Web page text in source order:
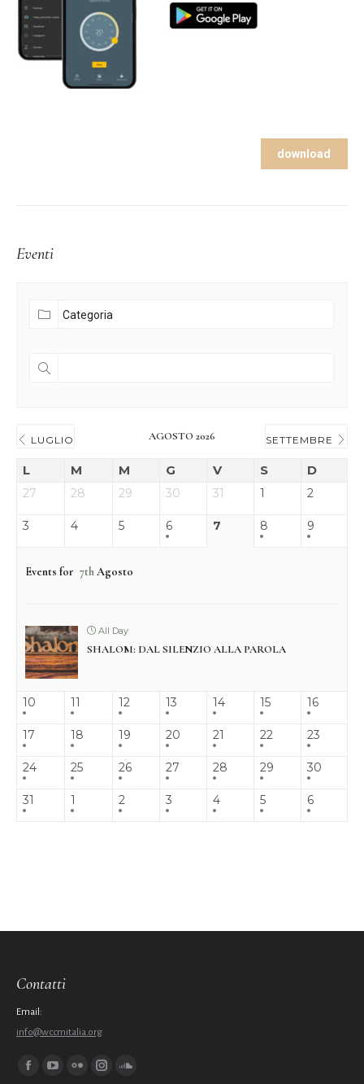
download
Eventi
LUGLIO AGOSTO 2026 SETTEMBRE
L M M G V S D
27 28 29 30 31 1 2
3 4 5 6 7 8 9
Events for 7thAgosto
All Day
SHALOM: DAL SILENZIO ALLA PAROLA
10 11 12 13 14 15 16
17 18 19 20 21 22 23
24 25 26 27 28 29 30
31 1 2 3 4 5 6
Contatti
Email:
info@wccmitalia.org
Ci puoi trovare su:
Flickr Instagram